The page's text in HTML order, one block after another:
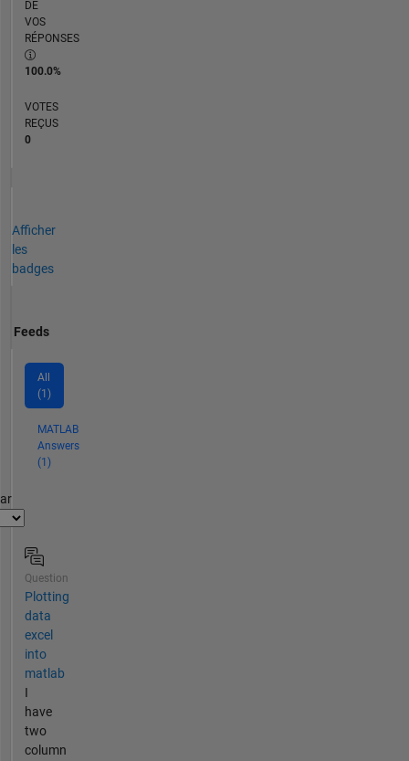
DE
VOS
RÉPONSES
100.0%
VOTES
REÇUS
0
Afficher
les
badges
Feeds
All
(1)
MATLAB
Answers
(1)
Question
Plotting
data
excel
into
matlab
I
have
two
column